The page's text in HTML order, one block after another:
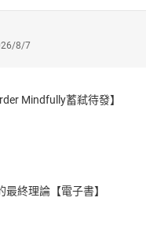
國企業的多種場景。透
到某企業在引入成熟度
踐方法。
漸進的過程，管理者必
指出成熟度的提升並不
業的實際情況選擇適合
思維和整合思考來推動
維持內部一致性之間取
8/7
Mindfully蓄弒待發】
終理論【電子書】